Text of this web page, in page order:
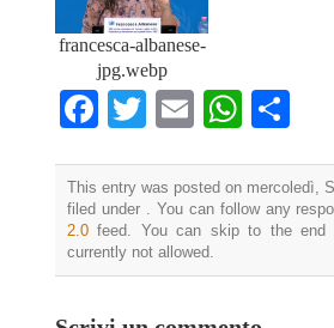
francesca-albanese-
jpg.webp
Facebook
TwitterEmail
This entry was posted on mercoledì,
filed under . You can follow any
2.0 feed. You can skip to the end
currently not allowed.